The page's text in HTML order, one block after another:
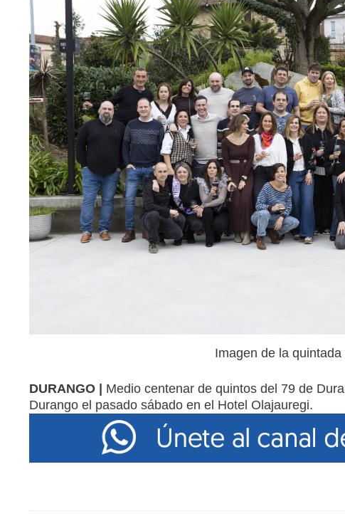
Imagen de la
DURANGO | Medio centenar de quintos del 79 de
Durango el pasado sábado en el Hotel Olajauregi.